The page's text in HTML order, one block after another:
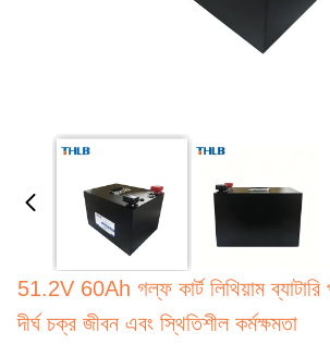
51.2V 60Ah গল্ফ কার্ট লিথিয়াম
দীর্ঘ চক্র জীবন এবং স্থিতিশীল কর্মক্ষমতা